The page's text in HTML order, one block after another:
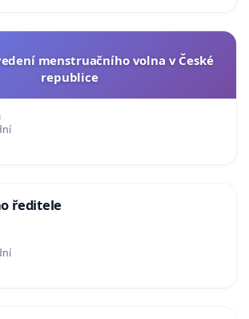
menstruačního volna v České
republice
ředitele